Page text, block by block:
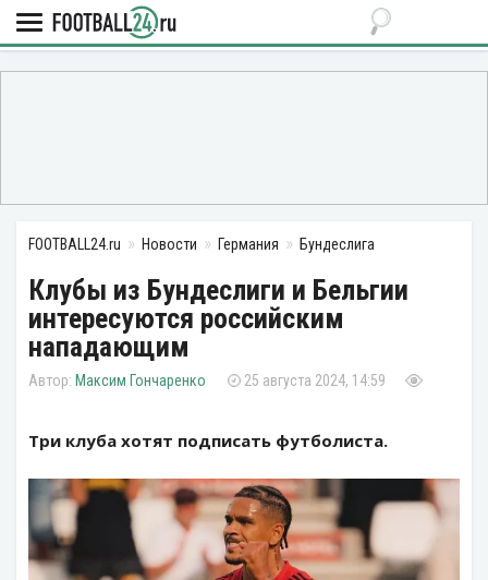
FOOTBALL24.ru Новости Германия Бундеслига
Клубы из Бундеслиги и Бельгии
интересуются российским
нападающим
Максим Гончаренко 25 августа 2024, 14:59
Три клуба хотят подписать футболиста.